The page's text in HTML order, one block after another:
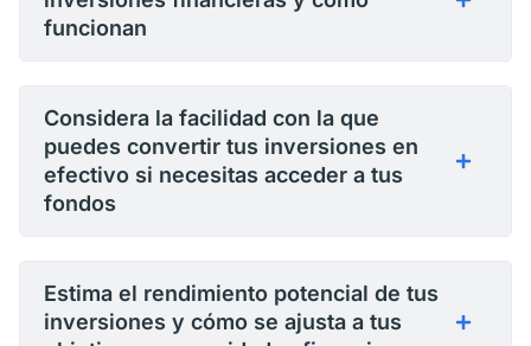
funcionan
Considera la facilidad con la que
puedes convertir tus inversiones en
efectivo si necesitas acceder a tus
fondos
Estima el rendimiento potencial de tus
inversiones y cómo se ajusta a tus